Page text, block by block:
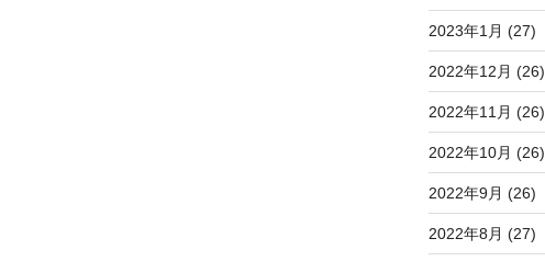
2023年1月 (27)
2022年12月 (26)
2022年11月 (26)
2022年10月 (26)
2022年9月 (26)
2022年8月 (27)